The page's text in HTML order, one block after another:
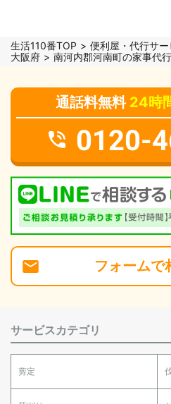
生活110番TOP 便利屋・代行サー
大阪府
南河内郡河南町の家事代
通話料無料 24時
0120-
フォームで
サービスカテゴリ
剪定